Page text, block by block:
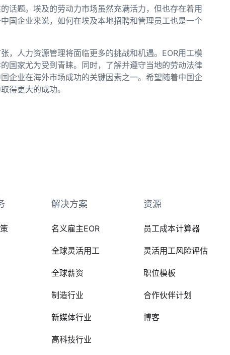
话题。埃及的劳动力市场虽然充满活力，但也存在着用
国企业来说，如何在埃及本地招聘和管理员工也是一个
，人力资源管理将面临更多的挑战和机遇。EOR用工模
国家尤为受到青睐。同时，了解并遵守当地的劳动法律
企业在海外市场成功的关键因素之一。希望随着中国企
得更大的成功。
解决方案
名义雇主EOR
全球灵活用工
全球薪资
制造行业
新媒体行业
高科技行业
资源
员工成本计算器
灵活用工风险评估
职位模板
合作伙伴计划
博客